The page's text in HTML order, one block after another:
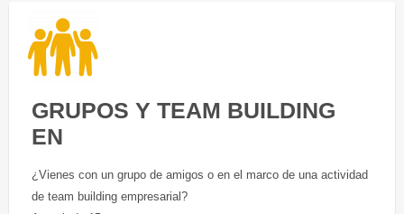
GRUPOS Y TEAM BUILDING
EN
¿Vienes con un grupo de amigos o en el marco de una actividad
de team building empresarial?